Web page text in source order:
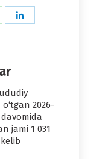
2026-
jami 1 031